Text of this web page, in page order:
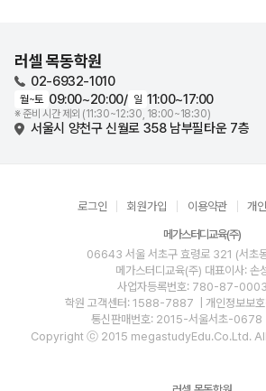
러셀 목동학원
02-6932-1010
월~토 09:00~20:00/ 일 11:00~17:00
※ 준비 시간 제외 (11:30~12:30, 18:00~18:30)
서울시 양천구 신월로 358 남부필타운 7층
로그인 회원가입 이용약관 개
메가스터디교육(주)
06643 서울 서초구 효령로 321 (서초
메가스터디교육(주) 대표이사: 손
사업자등록번호: 780-87-
학원 고객센터: 1588-7887
| 개인정보보
통신판매번호: 2015-서울서초-0678
Copyright ⓒ 2015 megastudyEdu.Co.Ltd.